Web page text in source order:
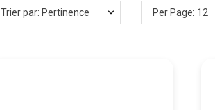
Trier par: Pertinence Per Page: 12